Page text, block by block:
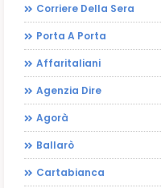
Corriere Della Sera
Porta A Porta
Affaritaliani
Agenzia Dire
Agorà
Ballarò
Cartabianca